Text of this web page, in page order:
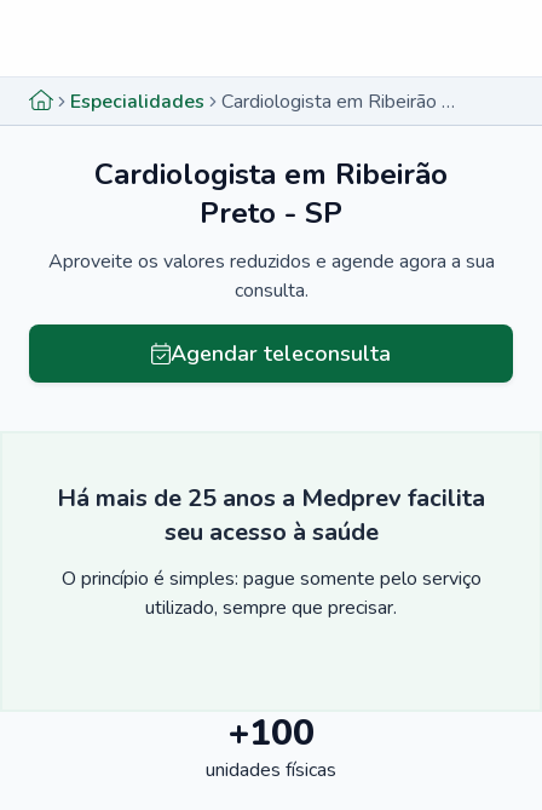
Especialidades Cardiologista em Ribeirão Preto - SP
Cardiologista em Ribeirão
Preto - SP
Aproveite os valores reduzidos e agende agora a sua
consulta.
Agendar teleconsulta
Há mais de 25 anos a Medprev facilita
seu acesso à saúde
O princípio é simples: pague somente pelo serviço
utilizado, sempre que precisar.
+100
unidades físicas